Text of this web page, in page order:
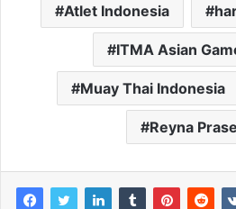
Atlet Indonesia
ITMA Asian
Muay Thai Indonesia
Reyna